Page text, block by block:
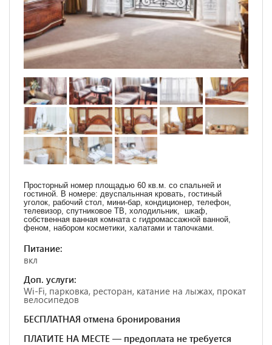
Просторный номер площадью 60 кв.м. со спальней и
гостиной. В номере: двуспальнная кровать, гостиный
уголок, рабочий стол, мини-бар, кондиционер, телефон,
телевизор, спутниковое ТВ, холодильник, шкаф,
собственная ванная комната с гидромассажной ванной,
феном, набором косметики, халатами и тапочками.
Питание:
вкл
Доп. услуги:
Wi-Fi, парковка, ресторан, катание на лыжах, прокат
велосипедов
БЕСПЛАТНАЯ отмена бронирования
ПЛАТИТЕ НА МЕСТЕ — предоплата не требуется